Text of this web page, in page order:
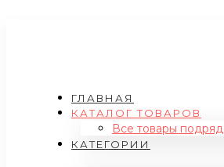
ГЛАВНАЯ
КАТАЛОГ ТОВАРОВ
Все товары подряд
КАТЕГОРИИ